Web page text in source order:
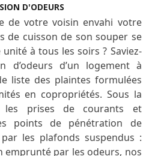
D'ODEURS
de votre voisin envahi votre
de cuisson de son souper se
à tous les soirs ? Saviez-
d’odeurs d’un logement à
liste des plaintes formulées
en copropriétés. Sous la
les prises de courants et
points de pénétration de
les plafonds suspendus :
emprunté par les odeurs, nos